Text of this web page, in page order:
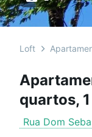
Loft
quartos,
Rua Dom